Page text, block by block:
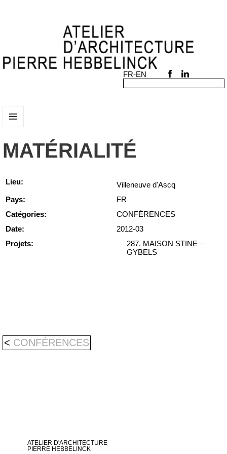
WIDGETS
MATÉRIALITÉ
Lieu:
Villeneuve d'Ascq
Pays:
FR
Catégories:
CONFÉRENCES
Date:
2012-03
Projets:
287. MAISON STINE –
GYBELS
< CONFÉRENCES
ATELIER D'ARCHITECTURE
PIERRE HEBBELINCK